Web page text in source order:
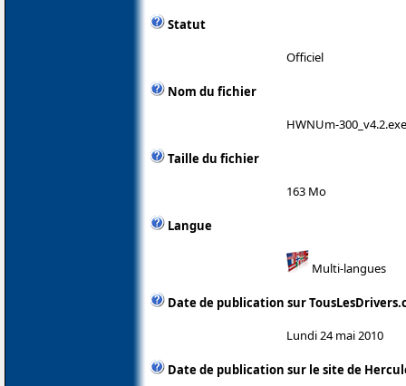
Statut
Officiel
Nom du fichier
HWNUm-300_v4.2.exe
Taille du fichier
163 Mo
Langue
Multi-langues
Date de publication sur
Lundi 24 mai 2010
Date de publication sur le site de